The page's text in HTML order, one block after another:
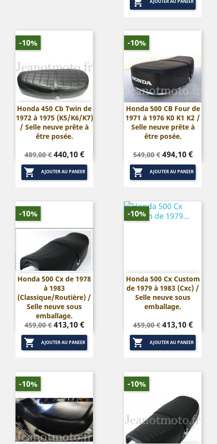
baseAJOUTER AU PANIER
Honda 450 Cb Twin de
1972 à 1975 (K5/K6/K7)
/ Selle neuve prête à
être posée.
Prix
de
base
489,00 € Prix
440,10 €
 AJOUTER AU PANIER
-10%
Honda 500 CB Four de
1971 à 1976 K0 K1 K2 /
Selle neuve prête à
être posée.
Prix
de
base
549,00 € Prix
494,10 €
 AJOUTER AU PANIER
-10%
Honda 500 Cx de 1978
à 1983
(Classique/Routière) /
Selle neuve sous
emballage.
Prix
de
base
459,00 € Prix
413,10 €
 AJOUTER AU PANIER
-10%
Honda 500 Cx Custom
de 1979 à 1983 (Cxc) /
Selle neuve sous
emballage.
Prix
de
base
459,00 € Prix
413,10 €
 AJOUTER AU PANIER
-10%
-10% -10%